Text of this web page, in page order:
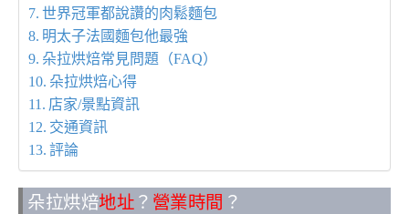
世界冠軍都說讚的肉鬆麵包
明太子法國麵包他最強
朵拉烘焙常見問題（FAQ）
朵拉烘焙心得
店家/景點資訊
交通資訊
評論
朵拉烘焙地址 ？ 營業時間 ？